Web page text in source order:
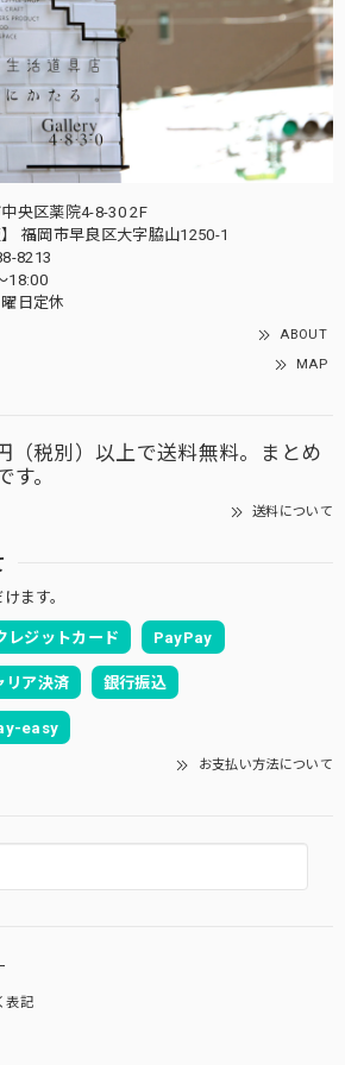
市中央区薬院4-8-30 2F
】 福岡市早良区大字脇山1250-1
8213
18:00
日定休
ABOUT
MAP
（税別）以上で送料無料。まとめ
。
送料について
ます。
レジットカード PayPay
リア決済 銀行振込
easy
お支払い方法について
表記